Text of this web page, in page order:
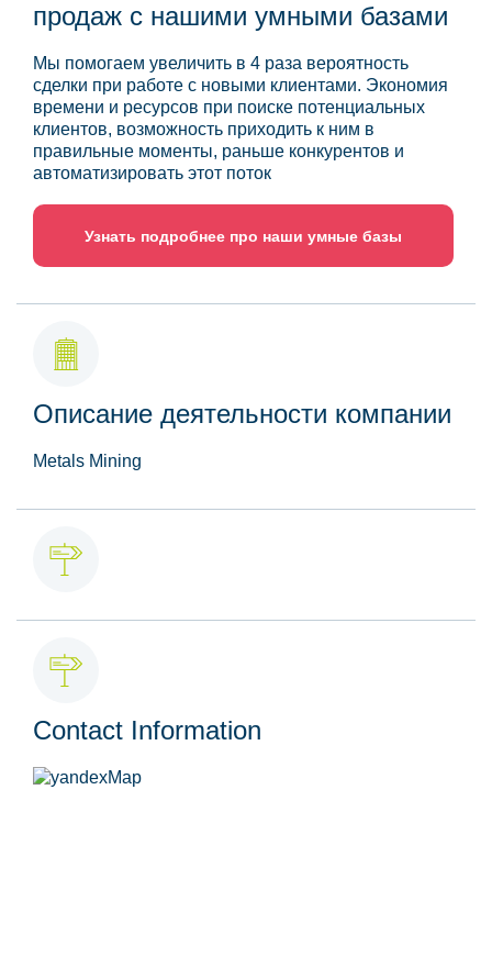
продаж с нашими умными базами
Мы помогаем увеличить в 4 раза вероятность
сделки при работе с новыми клиентами. Экономия
времени и ресурсов при поиске потенциальных
клиентов, возможность приходить к ним в
правильные моменты, раньше конкурентов и
автоматизировать этот поток
Узнать подробнее про наши умные базы
Описание деятельности компании
Metals Mining
Contact Information